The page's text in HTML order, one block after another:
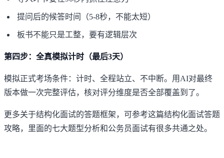
提问后的候答时间（5-8秒，不能太短）
板书不能只是工整，要有逻辑层次
第四步：全真模拟计时（最后3天）
模拟正式考场条件：计时、全程站立、不中断。用AI对最终
版本做一次完整评估，核对评分维度是否全部覆盖到了。
更多关于结构化面试的答题框架，可参考这篇结构化面试答题
攻略，里面的七大题型分析和公务员面试有很多共通之处。